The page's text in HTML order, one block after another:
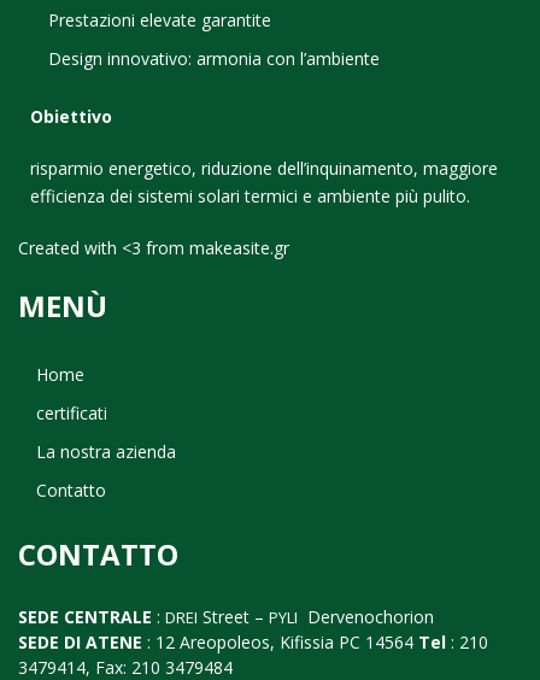
Prestazioni elevate garantite
Design innovativo: armonia con l’ambiente
Obiettivo
risparmio energetico, riduzione dell’inquinamento, maggiore
efficienza dei sistemi solari termici e ambiente più pulito.
Created with <3 from makeasite.gr
MENÙ
Home
certificati
La nostra azienda
Contatto
CONTATTO
SEDE CENTRALE : DREI Street – PYLI Dervenochorion
SEDE DI ATENE : 12 Areopoleos, Kifissia PC 14564 Tel : 210
3479414, Fax: 210 3479484